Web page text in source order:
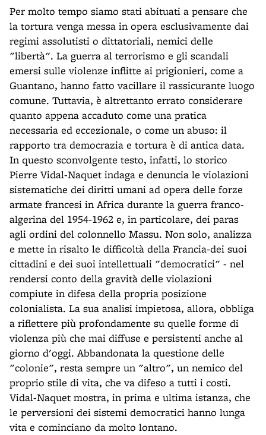
Per molto tempo siamo stati abituati a pensare che
la tortura venga messa in opera esclusivamente dai
regimi assolutisti o dittatoriali, nemici delle
"libertà". La guerra al terrorismo e gli scandali
emersi sulle violenze inflitte ai prigionieri, come a
Guantano, hanno fatto vacillare il rassicurante luogo
comune. Tuttavia, è altrettanto errato considerare
quanto appena accaduto come una pratica
necessaria ed eccezionale, o come un abuso: il
rapporto tra democrazia e tortura è di antica data.
In questo sconvolgente testo, infatti, lo storico
Pierre Vidal-Naquet indaga e denuncia le violazioni
sistematiche dei diritti umani ad opera delle forze
armate francesi in Africa durante la guerra franco-
algerina del 1954-1962 e, in particolare, dei paras
agli ordini del colonnello Massu. Non solo, analizza
e mette in risalto le difficoltà della Francia-dei suoi
cittadini e dei suoi intellettuali "democratici" - nel
rendersi conto della gravità delle violazioni
compiute in difesa della propria posizione
colonialista. La sua analisi impietosa, allora, obbliga
a riflettere più profondamente su quelle forme di
violenza più che mai diffuse e persistenti anche al
giorno d'oggi. Abbandonata la questione delle
"colonie", resta sempre un "altro", un nemico del
proprio stile di vita, che va difeso a tutti i costi.
Vidal-Naquet mostra, in prima e ultima istanza, che
le perversioni dei sistemi democratici hanno lunga
vita e cominciano da molto lontano.